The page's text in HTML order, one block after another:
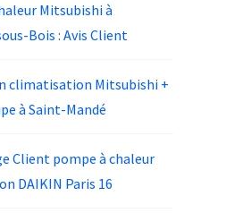
Mitsubishi à
Bois : Avis Client
climatisation Mitsubishi +
à Saint-Mandé
Client pompe à chaleur
DAIKIN Paris 16